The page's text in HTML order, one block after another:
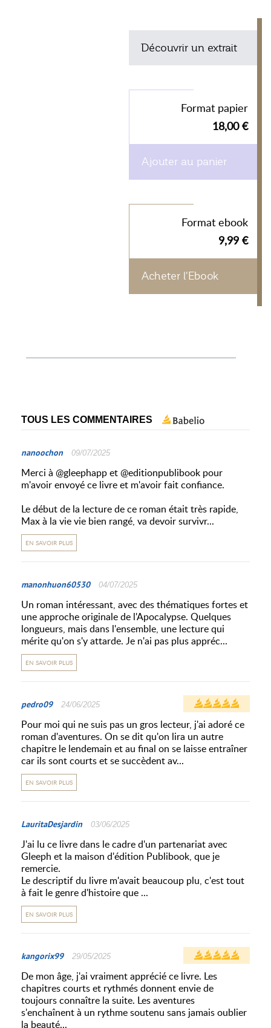
Découvrir un extrait
Format papier
18,00 €
Ajouter au panier
Format ebook
9,99 €
Acheter l'Ebook
TOUS LES COMMENTAIRES
nanoochon 09/07/2025
Merci à @gleephapp et @editionpublibook pour
m'avoir envoyé ce livre et m'avoir fait confiance.
Le début de la lecture de ce roman était très rapide,
Max à la vie vie bien rangé, va devoir survivr...
EN SAVOIR PLUS
manonhuon60530 04/07/2025
Un roman intéressant, avec des thématiques fortes et
une approche originale de l'Apocalypse. Quelques
longueurs, mais dans l'ensemble, une lecture qui
mérite qu'on s'y attarde. Je n'ai pas plus appréc...
EN SAVOIR PLUS
pedro09 24/06/2025
Pour moi qui ne suis pas un gros lecteur, j'ai adoré ce
roman d'aventures. On se dit qu'on lira un autre
chapitre le lendemain et au final on se laisse entraîner
car ils sont courts et se succèdent av...
EN SAVOIR PLUS
LauritaDesjardin 03/06/2025
J'ai lu ce livre dans le cadre d'un partenariat avec
Gleeph et la maison d'édition Publibook, que je
remercie.
Le descriptif du livre m'avait beaucoup plu, c'est tout
à fait le genre d'histoire que ...
EN SAVOIR PLUS
kangorix99 29/05/2025
De mon âge, j'ai vraiment apprécié ce livre. Les
chapitres courts et rythmés donnent envie de
toujours connaître la suite. Les aventures
s'enchaînent à un rythme soutenu sans jamais oublier
la beauté...